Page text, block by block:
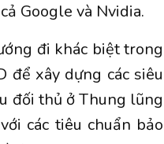
Google và Nvidia.
đi khác biệt trong
để xây dựng các siêu
đối thủ ở Thung lũng
các tiêu chuẩn bảo